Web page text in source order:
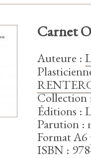
Carnet
Auteure :
Collection
Éditions :
Parution :
Format A6
ISBN :